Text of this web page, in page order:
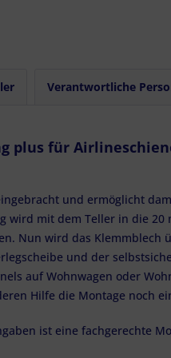
Verantwortliche
für
und ermöglicht
wird mit dem Teller in die 20
Nun wird das
und der
auf Wohnwagen oder
Hilfe die Montage noch
ist eine fachgerechte